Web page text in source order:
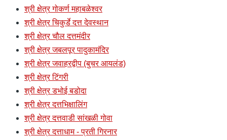
श्री क्षेत्र गोकर्ण महाबळेश्वर
श्री क्षेत्र चिकुर्डे दत्त देवस्थान
श्री क्षेत्र चौल दत्तमंदीर
श्री क्षेत्र जबलपूर पादुकामंदिर
श्री क्षेत्र जवाहरद्वीप (बुचर आयलंड)
श्री क्षेत्र टिंगरी
श्री क्षेत्र डभोई बडोदा
श्री क्षेत्र दत्तभिक्षालिंग
श्री क्षेत्र दत्तवाडी सांखळी गोवा
श्री क्षेत्र दत्ताधाम - प्रती गिरनार